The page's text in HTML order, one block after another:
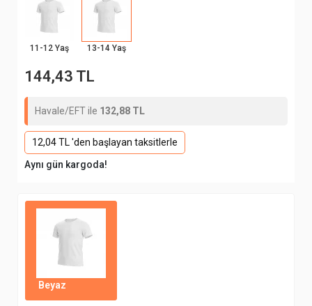
11-12 Yaş 13-14 Yaş
144,43 TL
Havale/EFT ile 132,88 TL
12,04 TL 'den başlayan taksitlerle
Aynı gün kargoda!
Beyaz